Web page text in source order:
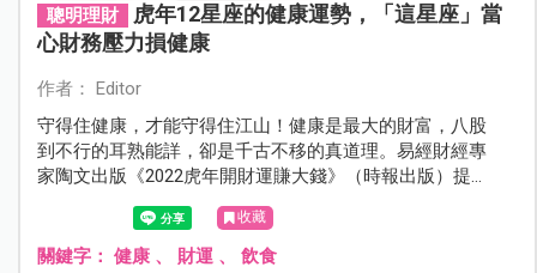
聰明理財
虎年12星座的健康運勢，「這星座」當
心財務壓力損健康
作者： Editor
守得住健康，才能守得住江山！健康是最大的財富，八股
到不行的耳熟能詳，卻是千古不移的真道理。易經財經專
家陶文出版《2022虎年開財運賺大錢》（時報出版）提
到，健康需要維護，良好的作息與飲食養生是好方法，而
健康的環境與磁場卻也缺之不得。
收藏
關鍵字： 健康、 財運、 飲食